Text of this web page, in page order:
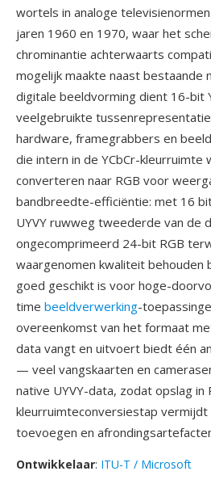
wortels in analoge
jaren 1960 en 1970, waar het
chrominantie achterwaarts
mogelijk maakte naast bestaande
digitale beeldvorming dient 16-bit
veelgebruikte
hardware, framegrabbers en
die intern in de YCbCr-kleurruimte
converteren naar RGB voor
bandbreedte-efficiëntie: met 16
UYVY ruwweg tweederde van de
ongecomprimeerd 24-bit RGB
waargenomen kwaliteit behouden
goed geschikt is voor hoge-
time beeldverwerking-
overeenkomst van het formaat
data vangt en uitvoert biedt één
— veel vangskaarten en
native UYVY-data, zodat opslag in
kleurruimteconversiestap vermijdt
toevoegen en
Ontwikkelaar: ITU-T / Microsoft